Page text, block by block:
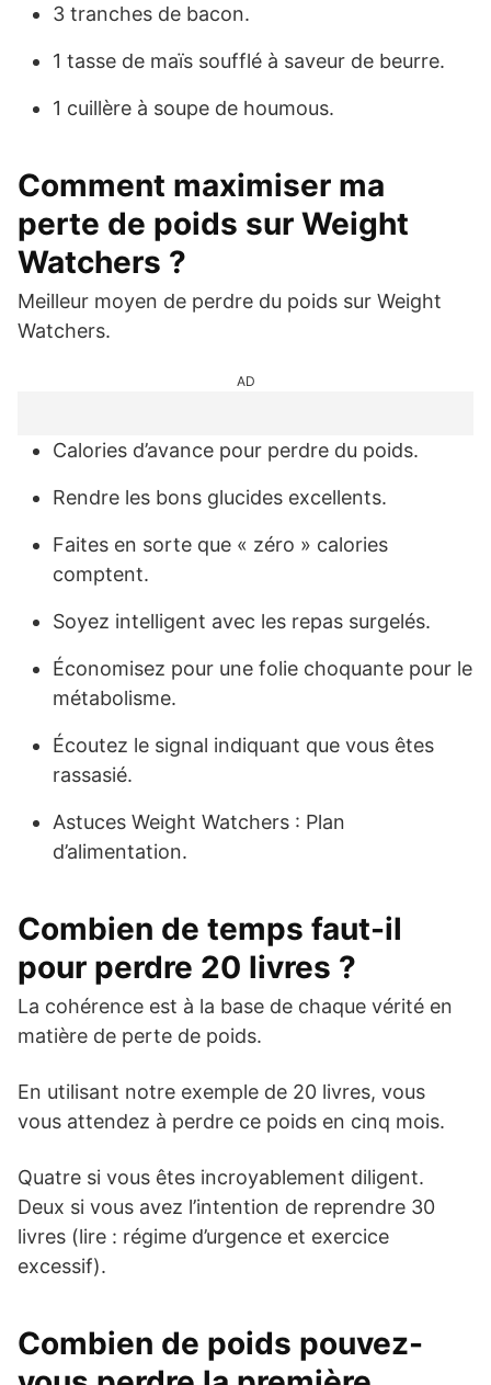
3 tranches de bacon.
1 tasse de maïs soufflé à saveur de beurre.
1 cuillère à soupe de houmous.
Comment maximiser ma
perte de poids sur Weight
Watchers ?
Meilleur moyen de perdre du poids sur Weight
Watchers.
AD
Calories d’avance pour perdre du poids.
Rendre les bons glucides excellents.
Faites en sorte que « zéro » calories
comptent.
Soyez intelligent avec les repas surgelés.
Économisez pour une folie choquante pour le
métabolisme.
Écoutez le signal indiquant que vous êtes
rassasié.
Astuces Weight Watchers : Plan
d’alimentation.
Combien de temps faut-il
pour perdre 20 livres ?
La cohérence est à la base de chaque vérité en
matière de perte de poids.
En utilisant notre exemple de 20 livres, vous
vous attendez à perdre ce poids en cinq mois.
Quatre si vous êtes incroyablement diligent.
Deux si vous avez l’intention de reprendre 30
livres (lire : régime d’urgence et exercice
excessif).
Combien de poids pouvez-